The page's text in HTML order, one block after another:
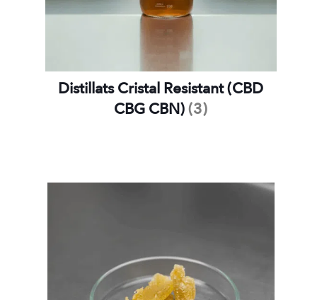
Distillats Cristal Resistant (CBD
CBG CBN)(3)